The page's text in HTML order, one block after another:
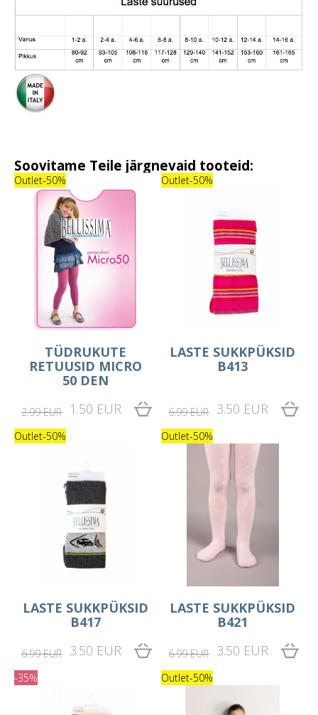
Soovitame Teile järgnevaid tooteid:
Outlet-50%
TÜDRUKUTE
RETUUSID MICRO
50 DEN
2.99 EUR 1.50 EUR
Outlet-50%
LASTE SUKKPÜKSID
B413
6.99 EUR 3.50 EUR
Outlet-50%
LASTE SUKKPÜKSID
B417
6.99 EUR 3.50 EUR
Outlet-50%
LASTE SUKKPÜKSID
B421
6.99 EUR 3.50 EUR
-35% Outlet-50%